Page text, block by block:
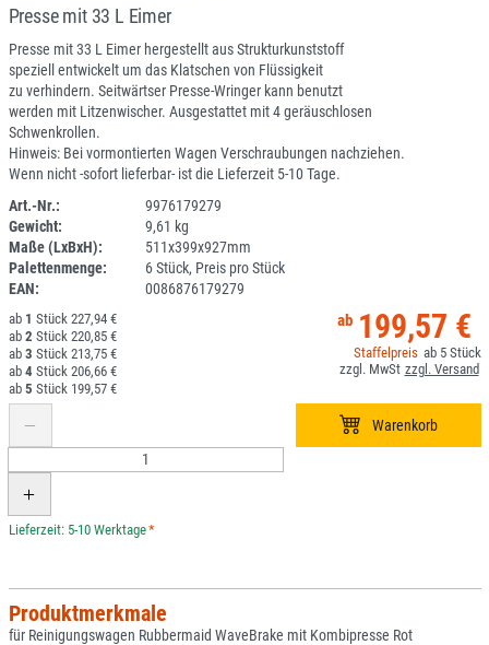
Presse mit 33 L Eimer
Presse mit 33 L Eimer hergestellt aus Strukturkunststoff
speziell entwickelt um das Klatschen von Flüssigkeit
zu verhindern. Seitwärtser Presse-Wringer kann benutzt
werden mit Litzenwischer. Ausgestattet mit 4 geräuschlosen
Schwenkrollen.
Hinweis: Bei vormontierten Wagen Verschraubungen nachziehen.
Wenn nicht -sofort lieferbar- ist die Lieferzeit 5-10 Tage.
Art.-Nr.:
9976179279
Gewicht:
9,61 kg
Maße (LxBxH):
511x399x927mm
Palettenmenge:
6 Stück, Preis pro Stück
EAN:
0086876179279
199,57 €
5
1
227,94 €
2
220,85 €
3
213,75 €
4
206,66 €
5
199,57 €
*
Produktmerkmale
für Reinigungswagen Rubbermaid WaveBrake mit Kombipresse Rot